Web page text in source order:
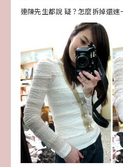
連陳先生都說 疑？怎麼拆掉還速